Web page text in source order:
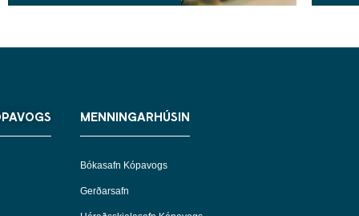
MENNINGARHÚSIN
Bókasafn Kópavogs
Gerðarsafn